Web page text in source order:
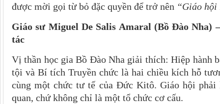
được mời gọi từ bỏ đặc quyền để trở nên “Giáo hội
Giáo sư Miguel De Salis Amaral (Bồ Đào Nha)
tác
Vị thần học gia Bồ Đào Nha giải thích: Hiệp hành
tội và Bí tích Truyền chức là hai chiều kích hỗ
cùng một chức tư tế của Đức Kitô. Giáo hội
quan, chứ không chỉ là một tổ chức cơ cấu.